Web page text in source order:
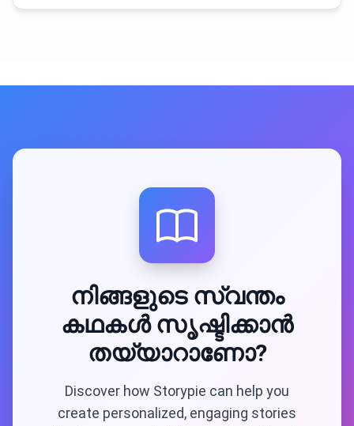
നിങ്ങളുടെ സ്വന്തം
കഥകൾ സൃഷ്ടിക്കാൻ
തയ്യാറാണോ?
Discover how Storypie can help you
create personalized, engaging stories